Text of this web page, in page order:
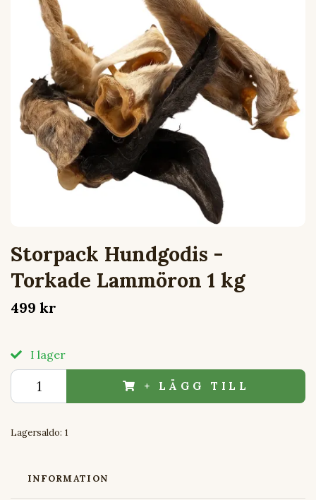
Storpack Hundgodis -
Torkade Lammöron 1 kg
499 kr
I lager
+ LÄGG TILL
Lagersaldo: 1
INFORMATION